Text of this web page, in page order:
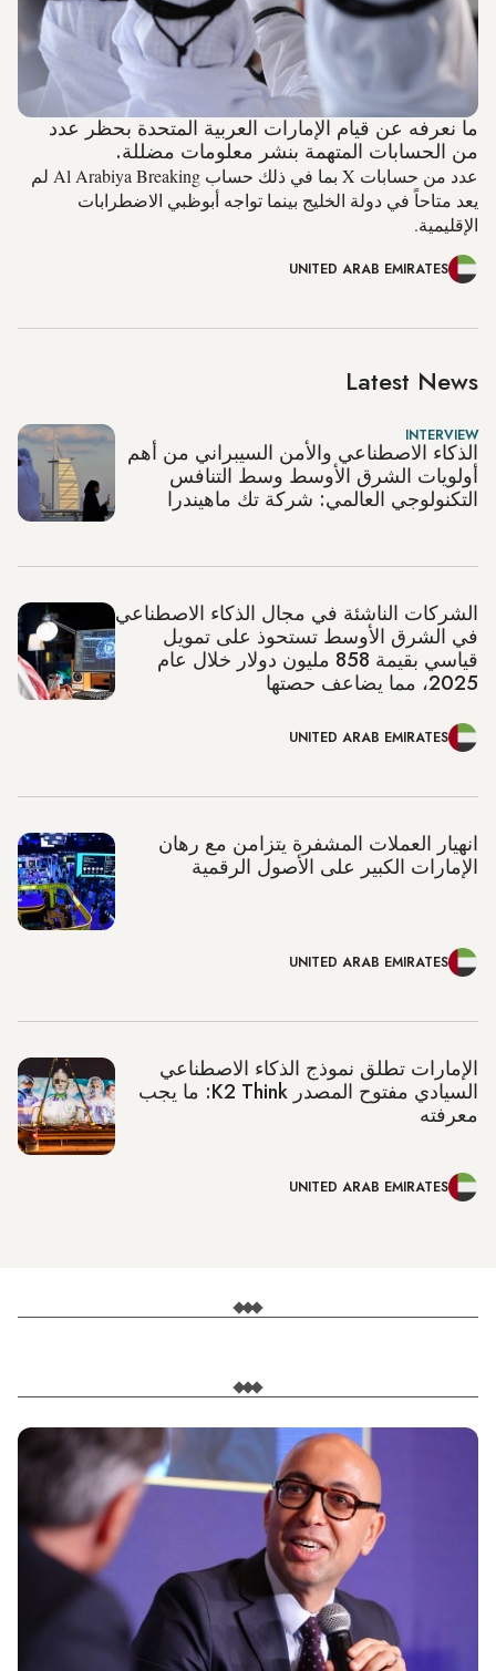
ما نعرفه عن قيام الإمارات العربية المتحدة بحظر عدد
من الحسابات المتهمة بنشر معلومات مضللة.
عدد من حسابات X بما في ذلك حساب Al Arabiya Breaking لم
يعد متاحاً في دولة الخليج بينما تواجه أبوظبي الاضطرابات
الإقليمية.
UNITED ARAB EMIRATES
Latest News
INTERVIEW
الذكاء الاصطناعي والأمن السيبراني من أهم
أولويات الشرق الأوسط وسط التنافس
التكنولوجي العالمي: شركة تك ماهيندرا
الشركات الناشئة في مجال الذكاء الاصطناعي
في الشرق الأوسط تستحوذ على تمويل
قياسي بقيمة 858 مليون دولار خلال عام
2025، مما يضاعف حصتها
UNITED ARAB EMIRATES
انهيار العملات المشفرة يتزامن مع رهان
الإمارات الكبير على الأصول الرقمية
UNITED ARAB EMIRATES
الإمارات تطلق نموذج الذكاء الاصطناعي
السيادي مفتوح المصدر K2 Think: ما يجب
معرفته
UNITED ARAB EMIRATES